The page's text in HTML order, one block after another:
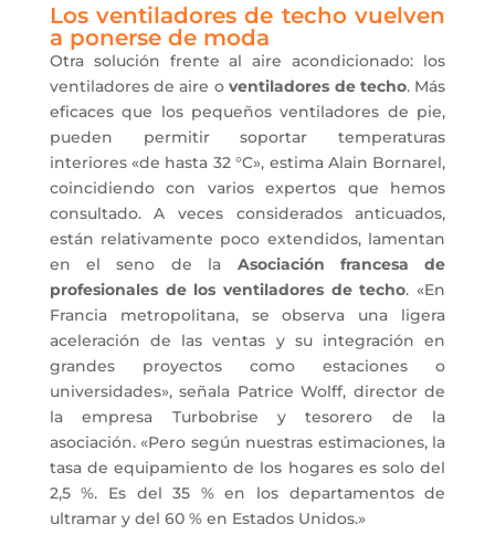
Los ventiladores de techo vuelven
a ponerse de moda
Otra solución frente al aire acondicionado: los
ventiladores de aire oventiladores de techo. Más
eficaces que los pequeños ventiladores de pie,
pueden permitir soportar temperaturas
interiores «de hasta 32 °C», estima Alain Bornarel,
coincidiendo con varios expertos que hemos
consultado. A veces considerados anticuados,
están relativamente poco extendidos, lamentan
en el seno de la Asociación francesa de
profesionales de los ventiladores de techo. «En
Francia metropolitana, se observa una ligera
aceleración de las ventas y su integración en
grandes proyectos como estaciones o
universidades», señala Patrice Wolff, director de
la empresa Turbobrise y tesorero de la
asociación. «Pero según nuestras estimaciones, la
tasa de equipamiento de los hogares es solo del
2,5 %. Es del 35 % en los departamentos de
ultramar y del 60 % en Estados Unidos.»